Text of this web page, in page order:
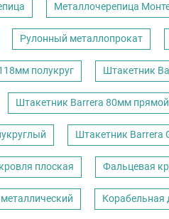
Металлочерепица
Рулонный металлопрокат
полукруг Штакетник
Штакетник Barrera 80мм прямой
Штакетник Barrera
плоская Фальцевая
Корабельная